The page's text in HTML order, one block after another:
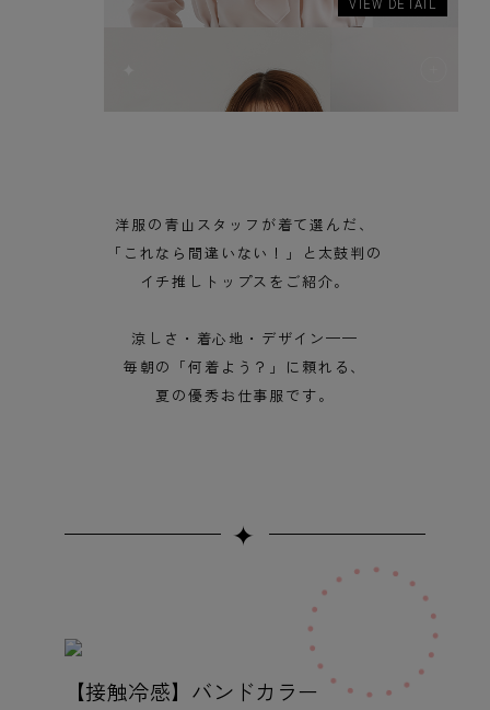
洋服の青山スタッフが着て選んだ、
「これなら間違いない！」と太鼓判の
イチ推しトップスをご紹介。
涼しさ・着心地・デザイン——
毎朝の「何着よう？」に頼れる、
夏の優秀お仕事服です。
✦
【接触冷感】バンドカラー